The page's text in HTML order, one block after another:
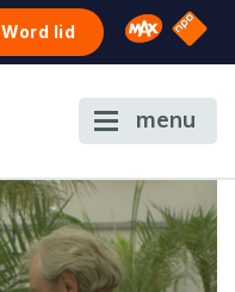
Word lid Omroep
NPO
menu